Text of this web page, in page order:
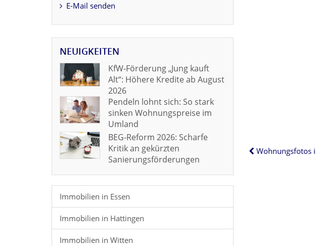
E-Mail senden
NEUIGKEITEN
KfW-Förderung „Jung kauft
Alt“: Höhere Kredite ab August
2026
Pendeln lohnt sich: So stark
sinken Wohnungspreise im
Umland
BEG-Reform 2026: Scharfe
Kritik an gekürzten
Sanierungsförderungen
Immobilien in Essen
Immobilien in Hattingen
Immobilien in Witten